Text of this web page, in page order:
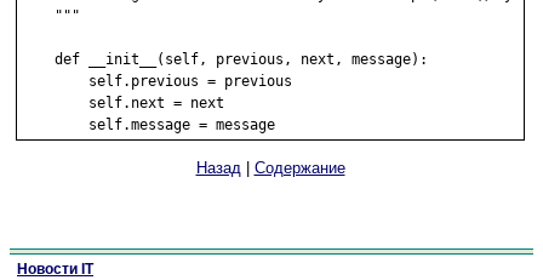
    """
    def __init__(self, previous, next, message):
        self.previous = previous
        self.next = next
Назад| Содержание
Новости IT